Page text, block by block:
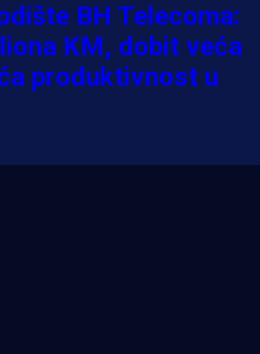
BH Telecoma:
KM, dobit veća
produktivnost u